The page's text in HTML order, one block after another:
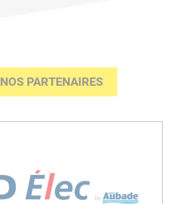
NOS PARTENAIRES